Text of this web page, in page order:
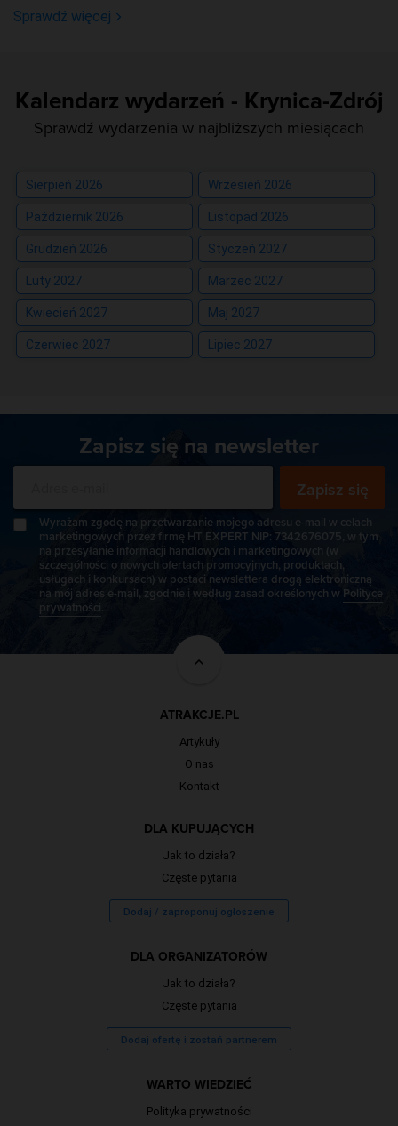
Sprawdź więcej
Kalendarz wydarzeń - Krynica-Zdrój
Sprawdź wydarzenia w najbliższych miesiącach
Sierpień 2026 Wrzesień 2026
Październik 2026 Listopad 2026
Grudzień 2026 Styczeń 2027
Luty 2027 Marzec 2027
Kwiecień 2027 Maj 2027
Czerwiec 2027 Lipiec 2027
Zapisz się na newsletter
Zapisz się
Wyrażam zgodę na przetwarzanie mojego adresu e-mail w celach
marketingowych przez firmę HT EXPERT NIP: 7342676075, w tym
na przesyłanie informacji handlowych i marketingowych (w
szczególności o nowych ofertach promocyjnych, produktach,
usługach i konkursach) w postaci newslettera drogą elektroniczną
na mój adres e-mail, zgodnie i według zasad określonych w Polityce
prywatności.
ATRAKCJE.PL
Artykuły
O nas
Kontakt
DLA KUPUJĄCYCH
Jak to działa?
Częste pytania
Dodaj / zaproponuj ogłoszenie
DLA ORGANIZATORÓW
Jak to działa?
Częste pytania
Dodaj ofertę i zostań partnerem
WARTO WIEDZIEĆ
Polityka prywatności